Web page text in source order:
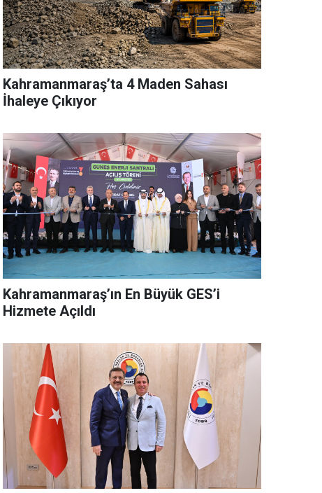
Kahramanmaraş’ta 4 Maden Sahası
İhaleye Çıkıyor
Kahramanmaraş’ın En Büyük GES’i
Hizmete Açıldı